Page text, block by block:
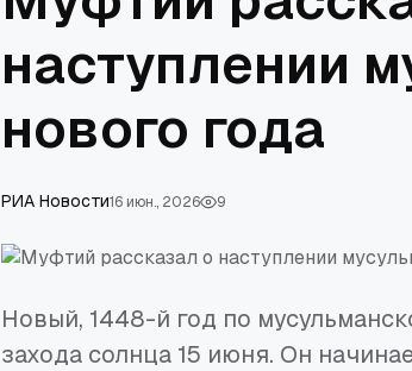
наступлении
нового года
РИА Новости16 июн., 2026 9
Новый, 1448-й год по
захода солнца 15 июня. Он